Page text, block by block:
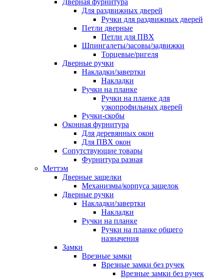
Дверная фурнитура
Для раздвижных дверей
Ручки для раздвижных дверей
Петли дверные
Петли для ПВХ
Шпингалеты/засовы/задвижки
Торцевые/ригеля
Дверные ручки
Накладки/завертки
Накладки
Ручки на планке
Ручки на планке для
узкопрофильных дверей
Ручки-скобы
Оконная фурнитура
Для деревянных окон
Для ПВХ окон
Сопутствующие товары
Фурнитура разная
Меттэм
Дверные защелки
Механизмы/корпуса защелок
Дверные ручки
Накладки/завертки
Накладки
Ручки на планке
Ручки на планке общего
назначения
Замки
Врезные замки
Врезные замки без ручек
Врезные замки без ручек